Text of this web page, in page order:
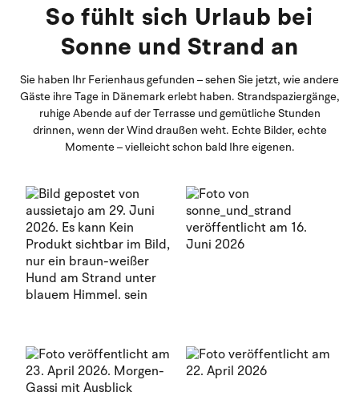
So fühlt sich Urlaub bei
Sonne und Strand an
Sie haben Ihr Ferienhaus gefunden – sehen Sie jetzt, wie andere
Gäste ihre Tage in Dänemark erlebt haben. Strandspaziergänge,
ruhige Abende auf der Terrasse und gemütliche Stunden
drinnen, wenn der Wind draußen weht. Echte Bilder, echte
Momente – vielleicht schon bald Ihre eigenen.